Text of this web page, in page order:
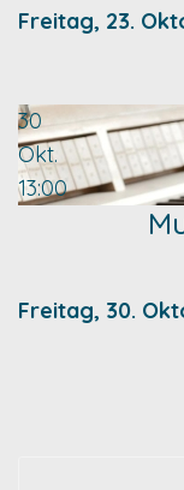
Freitag, 23.
30
Okt.
13:00
Freitag, 30.